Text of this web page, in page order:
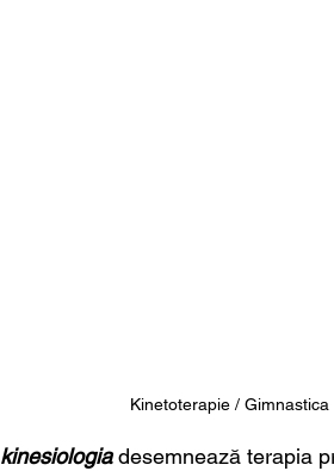
Kinetoterapie / Gimnastica
kinesiologia desemnează terapia